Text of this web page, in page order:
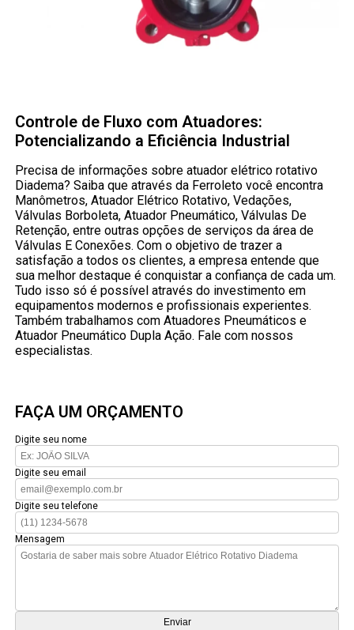
Controle de Fluxo com Atuadores:
Potencializando a Eficiência Industrial
Precisa de informações sobre atuador elétrico rotativo
Diadema? Saiba que através da Ferroleto você encontra
Manômetros, Atuador Elétrico Rotativo, Vedações,
Válvulas Borboleta, Atuador Pneumático, Válvulas De
Retenção, entre outras opções de serviços da área de
Válvulas E Conexões. Com o objetivo de trazer a
satisfação a todos os clientes, a empresa entende que
sua melhor destaque é conquistar a confiança de cada um.
Tudo isso só é possível através do investimento em
equipamentos modernos e profissionais experientes.
Também trabalhamos com Atuadores Pneumáticos e
Atuador Pneumático Dupla Ação. Fale com nossos
especialistas.
FAÇA UM ORÇAMENTO
Digite seu nome
Digite seu email
Digite seu telefone
Mensagem